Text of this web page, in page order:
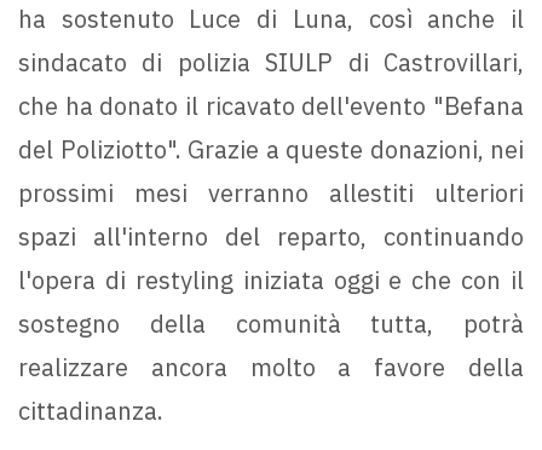
ha sostenuto Luce di Luna, così anche il
sindacato di polizia SIULP di Castrovillari,
che ha donato il ricavato dell'evento "Befana
del Poliziotto". Grazie a queste donazioni, nei
prossimi mesi verranno allestiti ulteriori
spazi all'interno del reparto, continuando
l'opera di restyling iniziata oggi e che con il
sostegno della comunità tutta, potrà
realizzare ancora molto a favore della
cittadinanza.